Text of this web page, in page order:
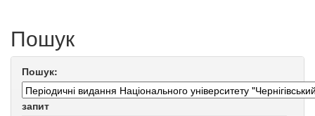
Пошук
Пошук:
запит